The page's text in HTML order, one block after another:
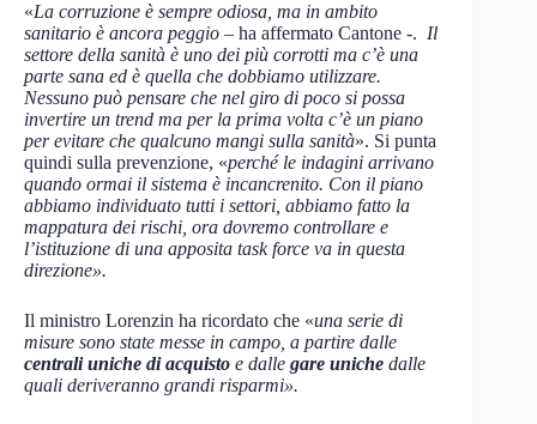
«La corruzione è sempre odiosa, ma in ambito
sanitario è ancora peggio – ha affermato Cantone -. Il
settore della sanità è uno dei più corrotti ma c’è una
parte sana ed è quella che dobbiamo utilizzare.
Nessuno può pensare che nel giro di poco si possa
invertire un trend ma per la prima volta c’è un piano
per evitare che qualcuno mangi sulla sanità». Si punta
quindi sulla prevenzione, «perché le indagini arrivano
quando ormai il sistema è incancrenito. Con il piano
abbiamo individuato tutti i settori, abbiamo fatto la
mappatura dei rischi, ora dovremo controllare e
l’istituzione di una apposita task force va in questa
direzione».
Il ministro Lorenzin ha ricordato che «una serie di
misure sono state messe in campo, a partire dalle
centrali uniche di acquisto e dalle gare uniche dalle
quali deriveranno grandi risparmi».